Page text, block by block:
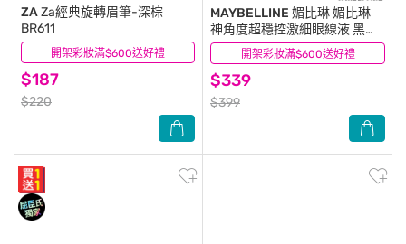
開架彩妝滿$600送好禮
ZAZa經典旋轉眉筆-深棕
BR611
$187
$220
(13) 開架彩妝滿$600送好禮
MAYBELLINE 媚比琳媚比琳
神角度超穩控激細眼線液 黑色
0.6g #手抖救星
$339
$399
(4)